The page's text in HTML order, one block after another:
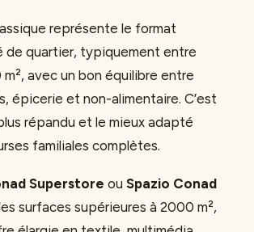
représente le format
de quartier, typiquement entre
avec un bon équilibre entre
épicerie et non-alimentaire. C’est
répandu et le mieux adapté
familiales complètes.
Superstore ou Spazio Conad
surfaces supérieures à 2000 m²,